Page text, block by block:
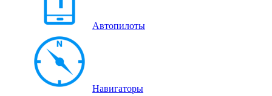
Автопилоты
Навигаторы